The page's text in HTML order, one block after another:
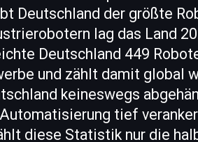
Deutschland der größte
lag das Land
Deutschland 449
und zählt damit global
keineswegs
tief
diese Statistik nur die